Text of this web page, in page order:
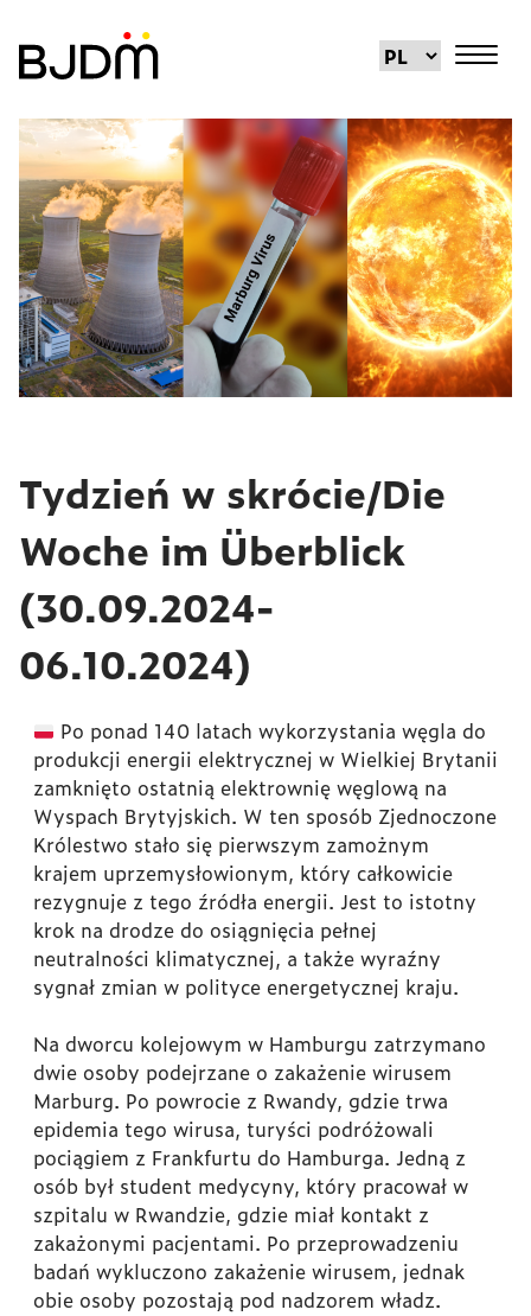
Tydzień w skrócie/Die
Woche im Überblick
(30.09.2024-
06.10.2024)
Po ponad 140 latach wykorzystania węgla do
produkcji energii elektrycznej w Wielkiej Brytanii
zamknięto ostatnią elektrownię węglową na
Wyspach Brytyjskich. W ten sposób Zjednoczone
Królestwo stało się pierwszym zamożnym
krajem uprzemysłowionym, który całkowicie
rezygnuje z tego źródła energii. Jest to istotny
krok na drodze do osiągnięcia pełnej
neutralności klimatycznej, a także wyraźny
sygnał zmian w polityce energetycznej kraju.
Na dworcu kolejowym w Hamburgu zatrzymano
dwie osoby podejrzane o zakażenie wirusem
Marburg. Po powrocie z Rwandy, gdzie trwa
epidemia tego wirusa, turyści podróżowali
pociągiem z Frankfurtu do Hamburga. Jedną z
osób był student medycyny, który pracował w
szpitalu w Rwandzie, gdzie miał kontakt z
zakażonymi pacjentami. Po przeprowadzeniu
badań wykluczono zakażenie wirusem, jednak
obie osoby pozostają pod nadzorem władz.